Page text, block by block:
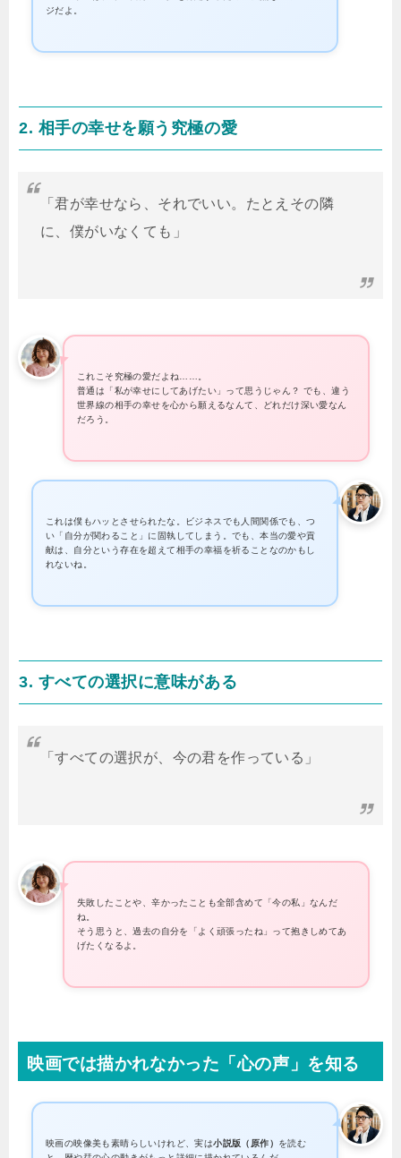
ジだよ。
2. 相手の幸せを願う究極の愛
「君が幸せなら、それでいい。たとえその隣
に、僕がいなくても」
これこそ究極の愛だよね……。
普通は「私が幸せにしてあげたい」って思うじゃん？ でも、違う
世界線の相手の幸せを心から願えるなんて、どれだけ深い愛なん
だろう。
これは僕もハッとさせられたな。ビジネスでも人間関係でも、つ
い「自分が関わること」に固執してしまう。でも、本当の愛や貢
献は、自分という存在を超えて相手の幸福を祈ることなのかもし
れないね。
3. すべての選択に意味がある
「すべての選択が、今の君を作っている」
失敗したことや、辛かったことも全部含めて「今の私」なんだ
ね。
そう思うと、過去の自分を「よく頑張ったね」って抱きしめてあ
げたくなるよ。
映画では描かれなかった「心の声」を知る
映画の映像美も素晴らしいけれど、実は小説版（原作） を読む